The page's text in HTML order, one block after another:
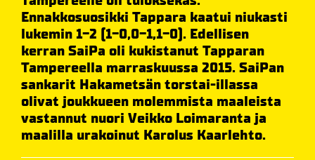
Ennakkosuosikki Tappara kaatui niukasti
lukemin 1-2 (1-0,0-1,1-0). Edellisen
kerran SaiPa oli kukistanut Tapparan
Tampereella marraskuussa 2015. SaiPan
sankarit Hakametsän torstai-illassa
olivat joukkueen molemmista maaleista
vastannut nuori Veikko Loimaranta ja
maalilla urakoinut Karolus Kaarlehto.